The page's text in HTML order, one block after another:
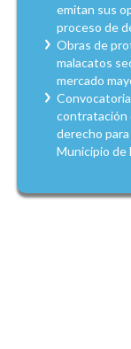
emitan sus
proceso de
Obras de
malacatos
mercado
contratación
derecho
Municipio de